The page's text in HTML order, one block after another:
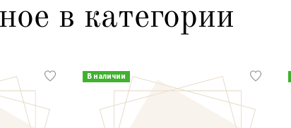
в категории
В наличии